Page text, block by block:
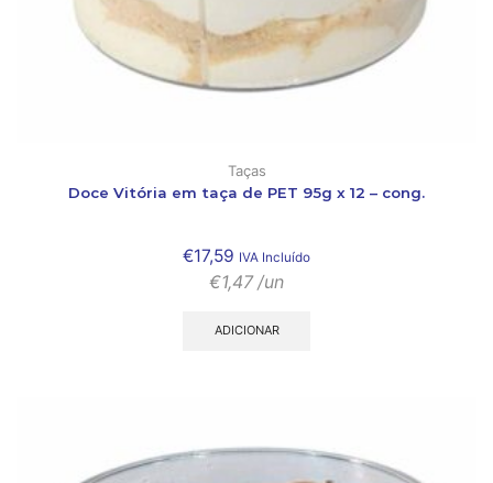
Taças
Doce Vitória em taça de PET 95g x 12 – cong.
€17,59 IVA Incluído
€1,47 /un
ADICIONAR